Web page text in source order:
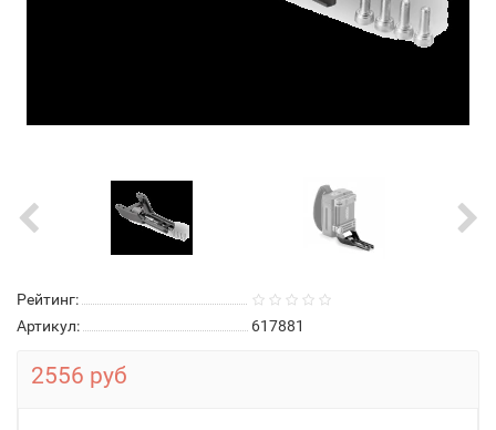
Рейтинг:
Артикул:
617881
2556 руб